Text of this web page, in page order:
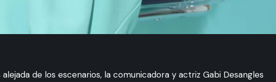
de los escenarios, la comunicadora y actriz Gabi Desangles